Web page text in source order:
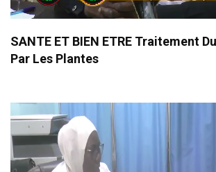
SANTE ET BIEN ETRE Traitement
Par Les Plantes